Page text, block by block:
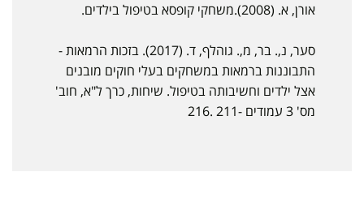
אורן, א. (2008).משחקי קופסא בטיפול בילדים.
סער, נ,. בר, מ,. גוהלף, ד. (2017). בזכות הרמאות -
התבוננות ברמאות במשחקים בעלי חוקים מובנים
אצל ילדים וחשיבותה בטיפול. שיחות, כרך ל"א, חוב'
מס' 3 עמודים -211 .216